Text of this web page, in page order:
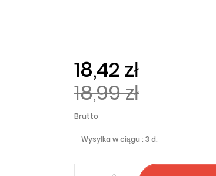
18,42 zł
18,99 zł
Brutto
Wysyłka w ciągu : 3 d.